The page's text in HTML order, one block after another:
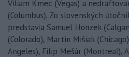
Viliam Kmec (Vegas) a
(Columbus). Zo slovenských
predstavia Samuel Honzek
(Colorado), Martin Mišiak
Angeles), Filip Mešár (Montreal),